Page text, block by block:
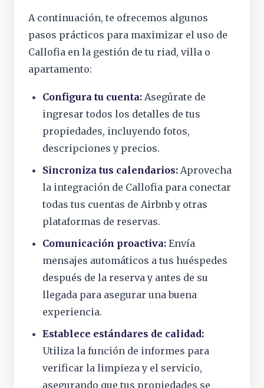
A continuación, te ofrecemos algunos
pasos prácticos para maximizar el uso de
Callofia en la gestión de tu riad, villa o
apartamento:
Configura tu cuenta: Asegúrate de
ingresar todos los detalles de tus
propiedades, incluyendo fotos,
descripciones y precios.
Sincroniza tus calendarios: Aprovecha
la integración de Callofia para conectar
todas tus cuentas de Airbnb y otras
plataformas de reservas.
Comunicación proactiva: Envía
mensajes automáticos a tus huéspedes
después de la reserva y antes de su
llegada para asegurar una buena
experiencia.
Establece estándares de calidad:
Utiliza la función de informes para
verificar la limpieza y el servicio,
asegurando que tus propiedades se